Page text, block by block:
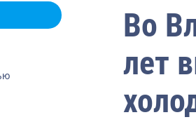
Отраслевые СМИ
Выставки и конференции
Рыбоохрана России
Отрасль в цифрах
Во
лет